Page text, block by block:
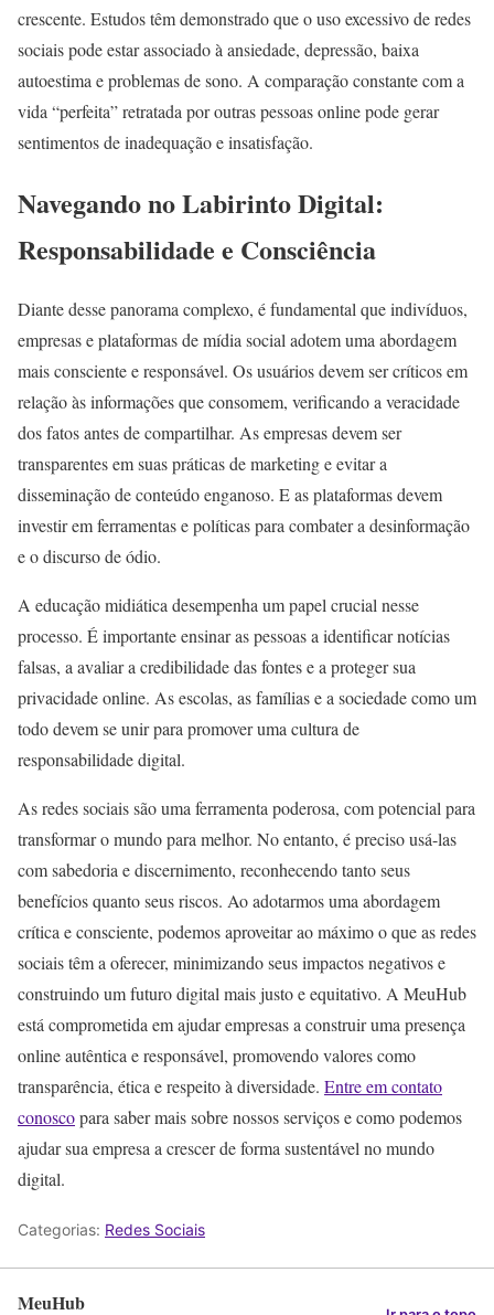
crescente. Estudos têm demonstrado que o uso excessivo de redes
sociais pode estar associado à ansiedade, depressão, baixa
autoestima e problemas de sono. A comparação constante com a
vida “perfeita” retratada por outras pessoas online pode gerar
sentimentos de inadequação e insatisfação.
Navegando no Labirinto Digital:
Responsabilidade e Consciência
Diante desse panorama complexo, é fundamental que indivíduos,
empresas e plataformas de mídia social adotem uma abordagem
mais consciente e responsável. Os usuários devem ser críticos em
relação às informações que consomem, verificando a veracidade
dos fatos antes de compartilhar. As empresas devem ser
transparentes em suas práticas de marketing e evitar a
disseminação de conteúdo enganoso. E as plataformas devem
investir em ferramentas e políticas para combater a desinformação
e o discurso de ódio.
A educação midiática desempenha um papel crucial nesse
processo. É importante ensinar as pessoas a identificar notícias
falsas, a avaliar a credibilidade das fontes e a proteger sua
privacidade online. As escolas, as famílias e a sociedade como um
todo devem se unir para promover uma cultura de
responsabilidade digital.
As redes sociais são uma ferramenta poderosa, com potencial para
transformar o mundo para melhor. No entanto, é preciso usá-las
com sabedoria e discernimento, reconhecendo tanto seus
benefícios quanto seus riscos. Ao adotarmos uma abordagem
crítica e consciente, podemos aproveitar ao máximo o que as redes
sociais têm a oferecer, minimizando seus impactos negativos e
construindo um futuro digital mais justo e equitativo. A MeuHub
está comprometida em ajudar empresas a construir uma presença
online autêntica e responsável, promovendo valores como
transparência, ética e respeito à diversidade. Entre em contato
conoscopara saber mais sobre nossos serviços e como podemos
ajudar sua empresa a crescer de forma sustentável no mundo
digital.
Categorias: Redes Sociais
MeuHub